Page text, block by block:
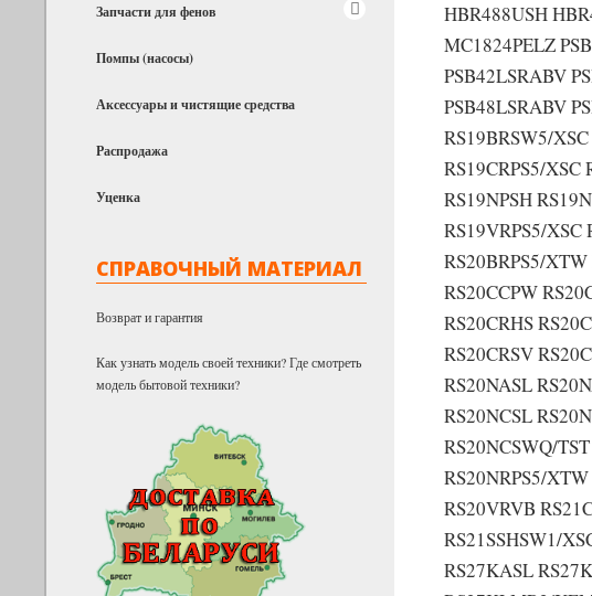
Запчасти для фенов
Помпы (насосы)
Аксессуары и чистящие средства
Распродажа
Уценка
СПРАВОЧНЫЙ МАТЕРИАЛ
Возврат и гарантия
Как узнать модель своей техники? Где смотреть
модель бытовой техники?
HBR488USH
MC1824PELZ
PSB42LSRABV
PSB48LSRABV
RS19BRSW5/
RS19CRPS5/XSC
RS19NPSH
RS19VRPS5/XSC
RS20BRPS5/
RS20CCPW
RS20CRHS
RS20CRSV
RS20NASL
RS20NCSL
RS20NCSWQ/
RS20NRPS5/
RS20VRVB
RS21SSHSW1/
RS27KASL